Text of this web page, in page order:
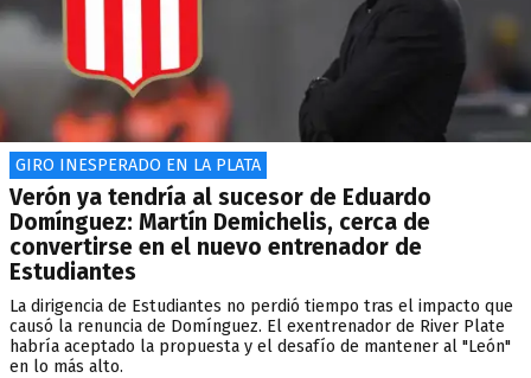
GIRO INESPERADO EN LA PLATA
Verón ya tendría al sucesor de Eduardo
Domínguez: Martín Demichelis, cerca de
convertirse en el nuevo entrenador de
Estudiantes
La dirigencia de Estudiantes no perdió tiempo tras el impacto que
causó la renuncia de Domínguez. El exentrenador de River Plate
habría aceptado la propuesta y el desafío de mantener al "León"
en lo más alto.